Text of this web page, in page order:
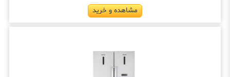
مشاهده و خرید